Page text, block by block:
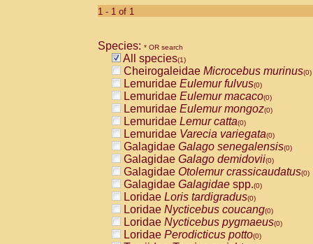
Cebidae
CebidaeCebus capucinus
CebidaeCebus nigrivittatus
CebidaeCebus spp.(0)
CebidaeSaimiri boliviensis(0)
CebidaeSaimiri sciureus(0)
AtelidaeAlouatta caraya(0)
AtelidaeAlouatta fusca(0)
AtelidaeAlouatta seniculus(0)
AtelidaeAlouattaspp.(0)
AtelidaeAteles belzebuth(0)
AtelidaeAteles geoffroyi(0)
AtelidaeAteles paniscus(0)
AtelidaeAtelesspp.(0)
AtelidaeLagothrix lagothricha(0)
AtelidaeLagothrix lagothricha cana
PitheciidaeCacajao calvus
1 - 1 of 1
Species: * OR search
All species(1)
Cheirogaleidae Microcebus murinus(0)
Lemuridae Eulemur fulvus(0)
Lemuridae Eulemur macaco(0)
Lemuridae Eulemur mongoz(0)
Lemuridae Lemur catta(0)
Lemuridae Varecia variegata(0)
Galagidae Galago senegalensis(0)
Galagidae Galago demidovii(0)
Galagidae Otolemur crassicaudatus(0)
Galagidae Galagidae spp.(0)
Loridae Loris tardigradus(0)
Loridae Nycticebus coucang(0)
Loridae Nycticebus pygmaeus(0)
Loridae Perodicticus potto(0)